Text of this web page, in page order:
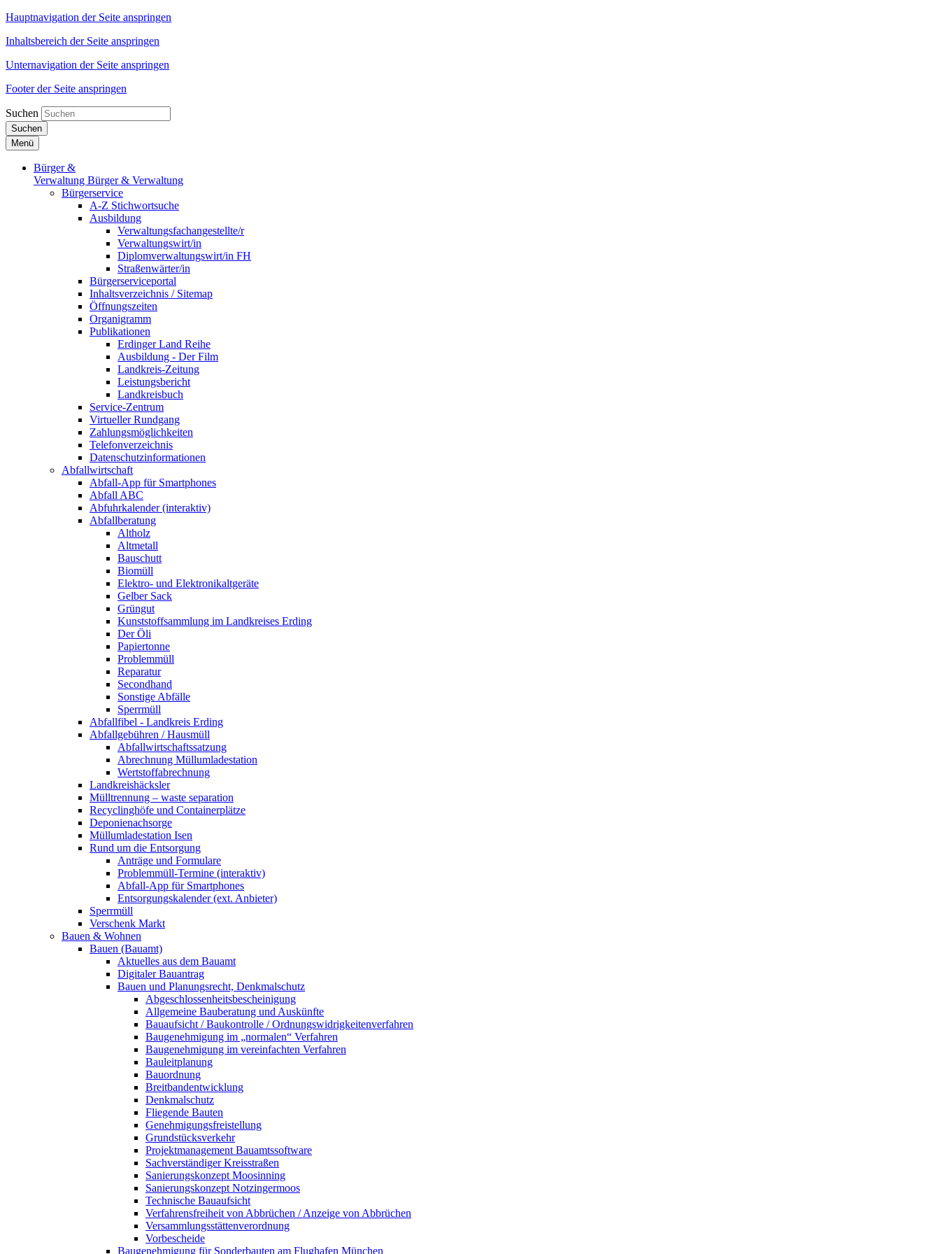
Hauptnavigation der Seite anspringen
Inhaltsbereich der Seite anspringen
Unternavigation der Seite anspringen
Footer der Seite anspringen
Suchen
Suchen
Menü
Bürger &
Verwaltung Bürger & Verwaltung
Bürgerservice
A-Z Stichwortsuche
Ausbildung
Verwaltungsfachangestellte/r
Verwaltungswirt/in
Diplomverwaltungswirt/in FH
Straßenwärter/in
Bürgerserviceportal
Inhaltsverzeichnis / Sitemap
Öffnungszeiten
Organigramm
Publikationen
Erdinger Land Reihe
Ausbildung - Der Film
Landkreis-Zeitung
Leistungsbericht
Landkreisbuch
Service-Zentrum
Virtueller Rundgang
Zahlungsmöglichkeiten
Telefonverzeichnis
Datenschutzinformationen
Abfallwirtschaft
Abfall-App für Smartphones
Abfall ABC
Abfuhrkalender (interaktiv)
Abfallberatung
Altholz
Altmetall
Bauschutt
Biomüll
Elektro- und Elektronikaltgeräte
Gelber Sack
Grüngut
Kunststoffsammlung im Landkreises Erding
Der Öli
Papiertonne
Problemmüll
Reparatur
Secondhand
Sonstige Abfälle
Sperrmüll
Abfallfibel - Landkreis Erding
Abfallgebühren / Hausmüll
Abfallwirtschaftssatzung
Abrechnung Müllumladestation
Wertstoffabrechnung
Landkreishäcksler
Mülltrennung – waste separation
Recyclinghöfe und Containerplätze
Deponienachsorge
Müllumladestation Isen
Rund um die Entsorgung
Anträge und Formulare
Problemmüll-Termine (interaktiv)
Abfall-App für Smartphones
Entsorgungskalender (ext. Anbieter)
Sperrmüll
Verschenk Markt
Bauen & Wohnen
Bauen (Bauamt)
Aktuelles aus dem Bauamt
Digitaler Bauantrag
Bauen und Planungsrecht, Denkmalschutz
Abgeschlossenheitsbescheinigung
Allgemeine Bauberatung und Auskünfte
Bauaufsicht / Baukontrolle / Ordnungswidrigkeitenverfahren
Baugenehmigung im „normalen“ Verfahren
Baugenehmigung im vereinfachten Verfahren
Bauleitplanung
Bauordnung
Breitbandentwicklung
Denkmalschutz
Fliegende Bauten
Genehmigungsfreistellung
Grundstücksverkehr
Projektmanagement Bauamtssoftware
Sachverständiger Kreisstraßen
Sanierungskonzept Moosinning
Sanierungskonzept Notzingermoos
Technische Bauaufsicht
Verfahrensfreiheit von Abbrüchen / Anzeige von Abbrüchen
Versammlungsstättenverordnung
Vorbescheide
Baugenehmigung für Sonderbauten am Flughafen München